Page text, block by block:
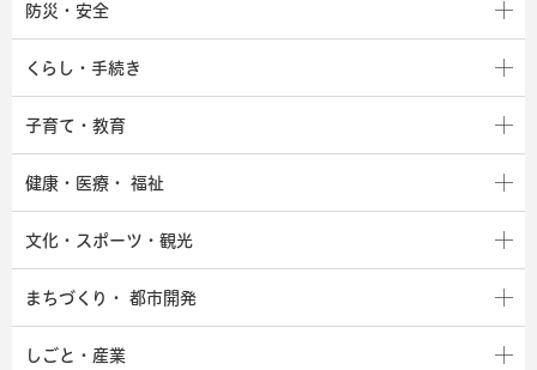
防災・安全
くらし・手続き
子育て・教育
健康・医療・ 福祉
文化・スポーツ・観光
まちづくり・ 都市開発
しごと・産業